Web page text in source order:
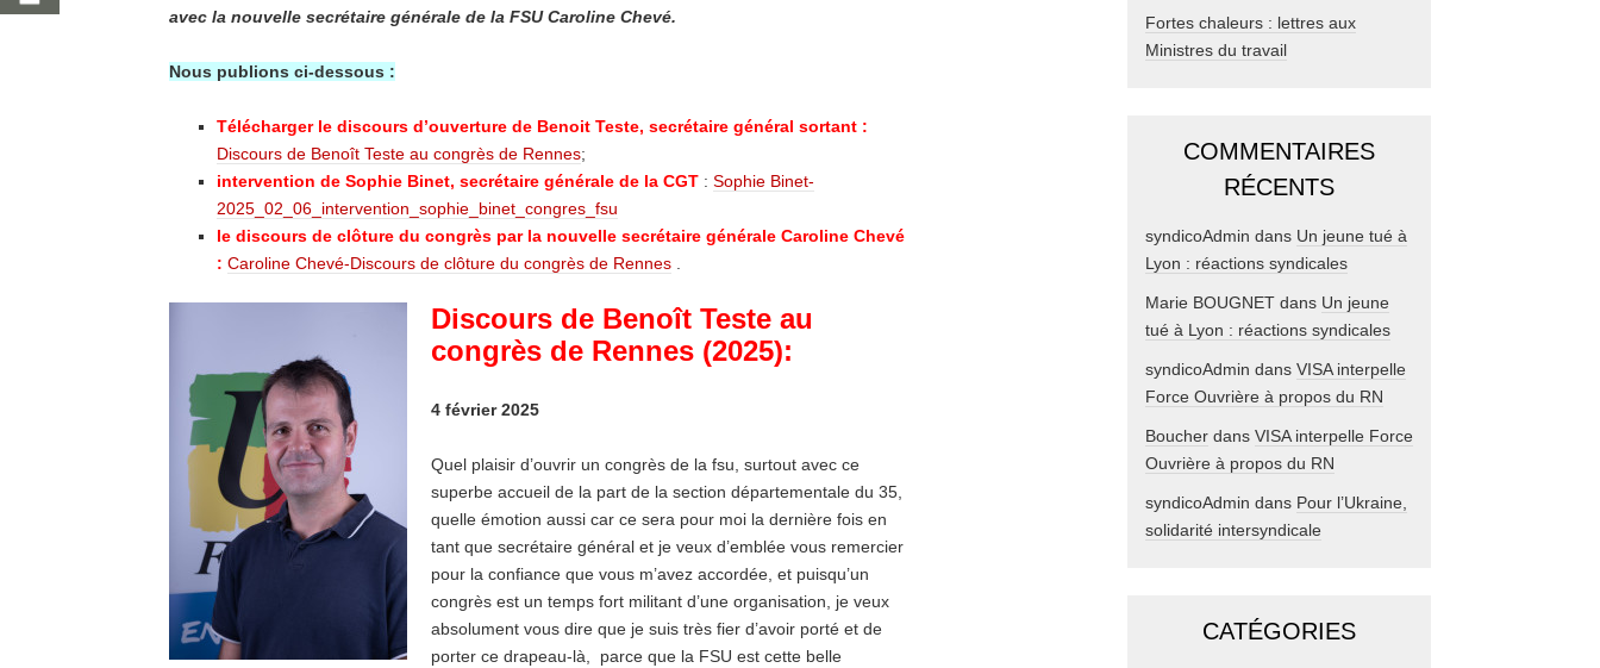
avec la nouvelle secrétaire générale de la FSU Caroline Chevé.
Nous publions ci-dessous :
Télécharger le discours d’ouverture de Benoit Teste, secrétaire général sortant :
Discours de Benoît Teste au congrès de Rennes;
intervention de Sophie Binet, secrétaire générale de la CGT : Sophie Binet-
2025_02_06_intervention_sophie_binet_congres_fsu
le discours de clôture du congrès par la nouvelle secrétaire générale Caroline Chevé
: Caroline Chevé-Discours de clôture du congrès de Rennes
Discours de Benoît Teste au
congrès de Rennes (2025):
4 février 2025
Quel plaisir d’ouvrir un congrès de la fsu, surtout avec ce
superbe accueil de la part de la section départementale du 35,
quelle émotion aussi car ce sera pour moi la dernière fois en
tant que secrétaire général et je veux d’emblée vous remercier
pour la confiance que vous m’avez accordée, et puisqu’un
congrès est un temps fort militant d’une organisation, je veux
absolument vous dire que je suis très fier d’avoir porté et de
porter ce drapeau-là, parce que la FSU est cette belle
Fortes chaleurs : lettres aux
Ministres du travail
COMMENTAIRES
RÉCENTS
syndicoAdmin dans Un jeune tué à
Lyon : réactions syndicales
Marie BOUGNET dans Un jeune
tué à Lyon : réactions syndicales
syndicoAdmin dans VISA interpelle
Force Ouvrière à propos du RN
Boucher dans VISA interpelle Force
Ouvrière à propos du RN
syndicoAdmin dans Pour l’Ukraine,
solidarité intersyndicale
CATÉGORIES